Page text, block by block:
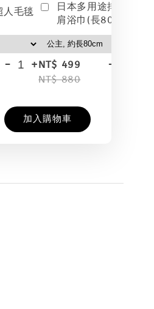
人毛毯
- +
日本多用途排釦披
肩浴巾(長80cm)
NT$ 499
NT$ 880
-
加入購物車